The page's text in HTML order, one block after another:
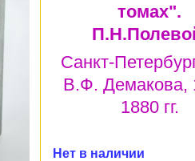
томах".
Санкт-
В.Ф. Демакова,
1880 гг.
Нет в наличии